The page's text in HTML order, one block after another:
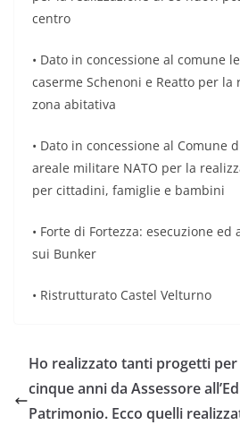
centro
• Dato in concessione al comune
caserme Schenoni e Reatto per la
zona abitativa
• Dato in concessione al Comune
areale militare NATO per la
per cittadini, famiglie e bambini
• Forte di Fortezza: esecuzione
sui Bunker
• Ristrutturato Castel Velturno
Ho realizzato tanti progetti
cinque anni da Assessore
Patrimonio. Ecco quelli